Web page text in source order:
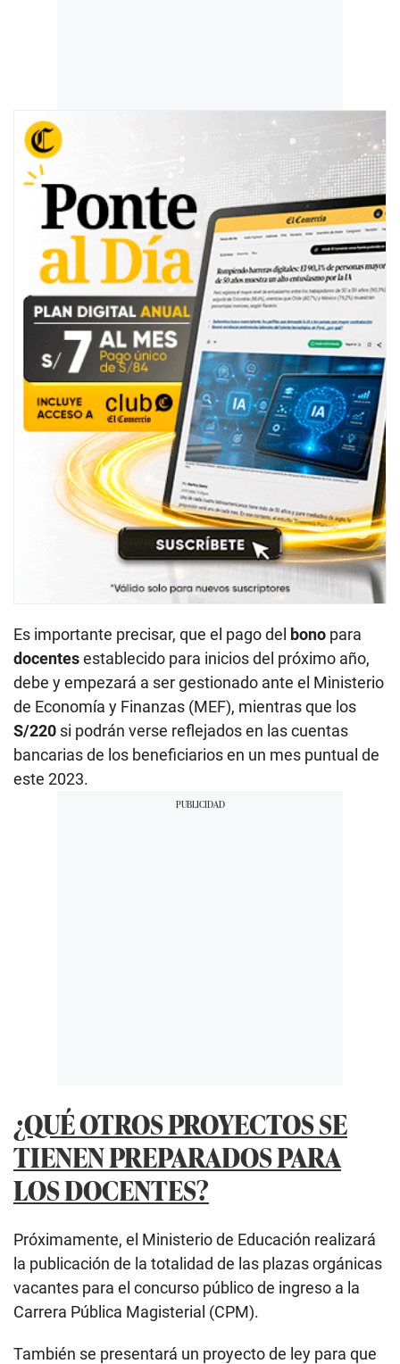
Es importante precisar, que el pago del bono para
docentesestablecido para inicios del próximo año,
debe y empezará a ser gestionado ante el Ministerio
de Economía y Finanzas (MEF), mientras que los
S/220 si podrán verse reflejados en las cuentas
bancarias de los beneficiarios en un mes puntual de
este 2023.
¿QUÉ OTROS PROYECTOS SE
TIENEN PREPARADOS PARA
LOS DOCENTES?
Próximamente, el Ministerio de Educación realizará
la publicación de la totalidad de las plazas orgánicas
vacantes para el concurso público de ingreso a la
Carrera Pública Magisterial (CPM).
También se presentará un proyecto de ley para que